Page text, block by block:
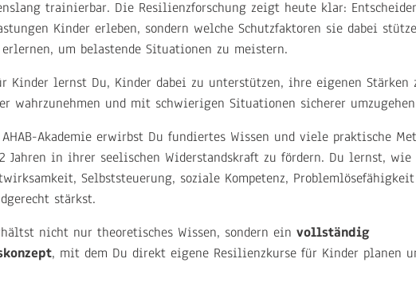
trainierbar. Die Resilienzforschung zeigt heute klar:
Kinder erleben, sondern welche Schutzfaktoren sie dabei
um belastende Situationen zu meistern.
Kinder lernst Du, Kinder dabei zu unterstützen, ihre eigenen Stärken
wahrzunehmen und mit schwierigen Situationen sicherer
Akademie erwirbst Du fundiertes Wissen und viele praktische
Jahren in ihrer seelischen Widerstandskraft zu fördern. Du lernst, wie
Selbststeuerung, soziale Kompetenz,
stärkst.
nicht nur theoretisches Wissen, sondern ein vollständig
, mit dem Du direkt eigene Resilienzkurse für Kinder planen